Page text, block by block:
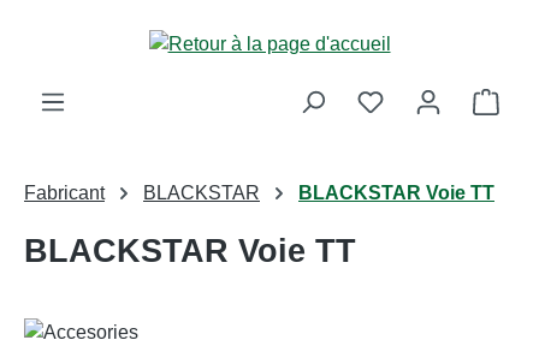
Passer au contenu principal
Le
Fabricant BLACKSTAR BLACKSTAR Voie TT
BLACKSTAR Voie TT